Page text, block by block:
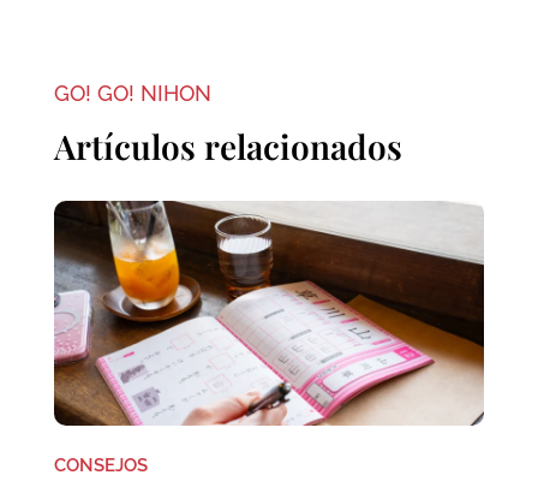
GO! GO! NIHON
Artículos relacionados
CONSEJOS